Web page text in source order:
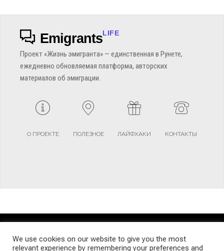
EmigrantsLIFE
Проект «Жизнь эмигранта» — единственная в Рунете,
ежедневно обновляемая платформа, авторских
материалов об эмиграции.
О ПРОЕКТЕ ПОЛЕЗНОЕ ЛАЙФХАКИ КОНТАКТЫ
TERMS AND CONDITIONS PRIVACY POLICY SITEMAP
We use cookies on our website to give you the most
relevant experience by remembering your preferences and